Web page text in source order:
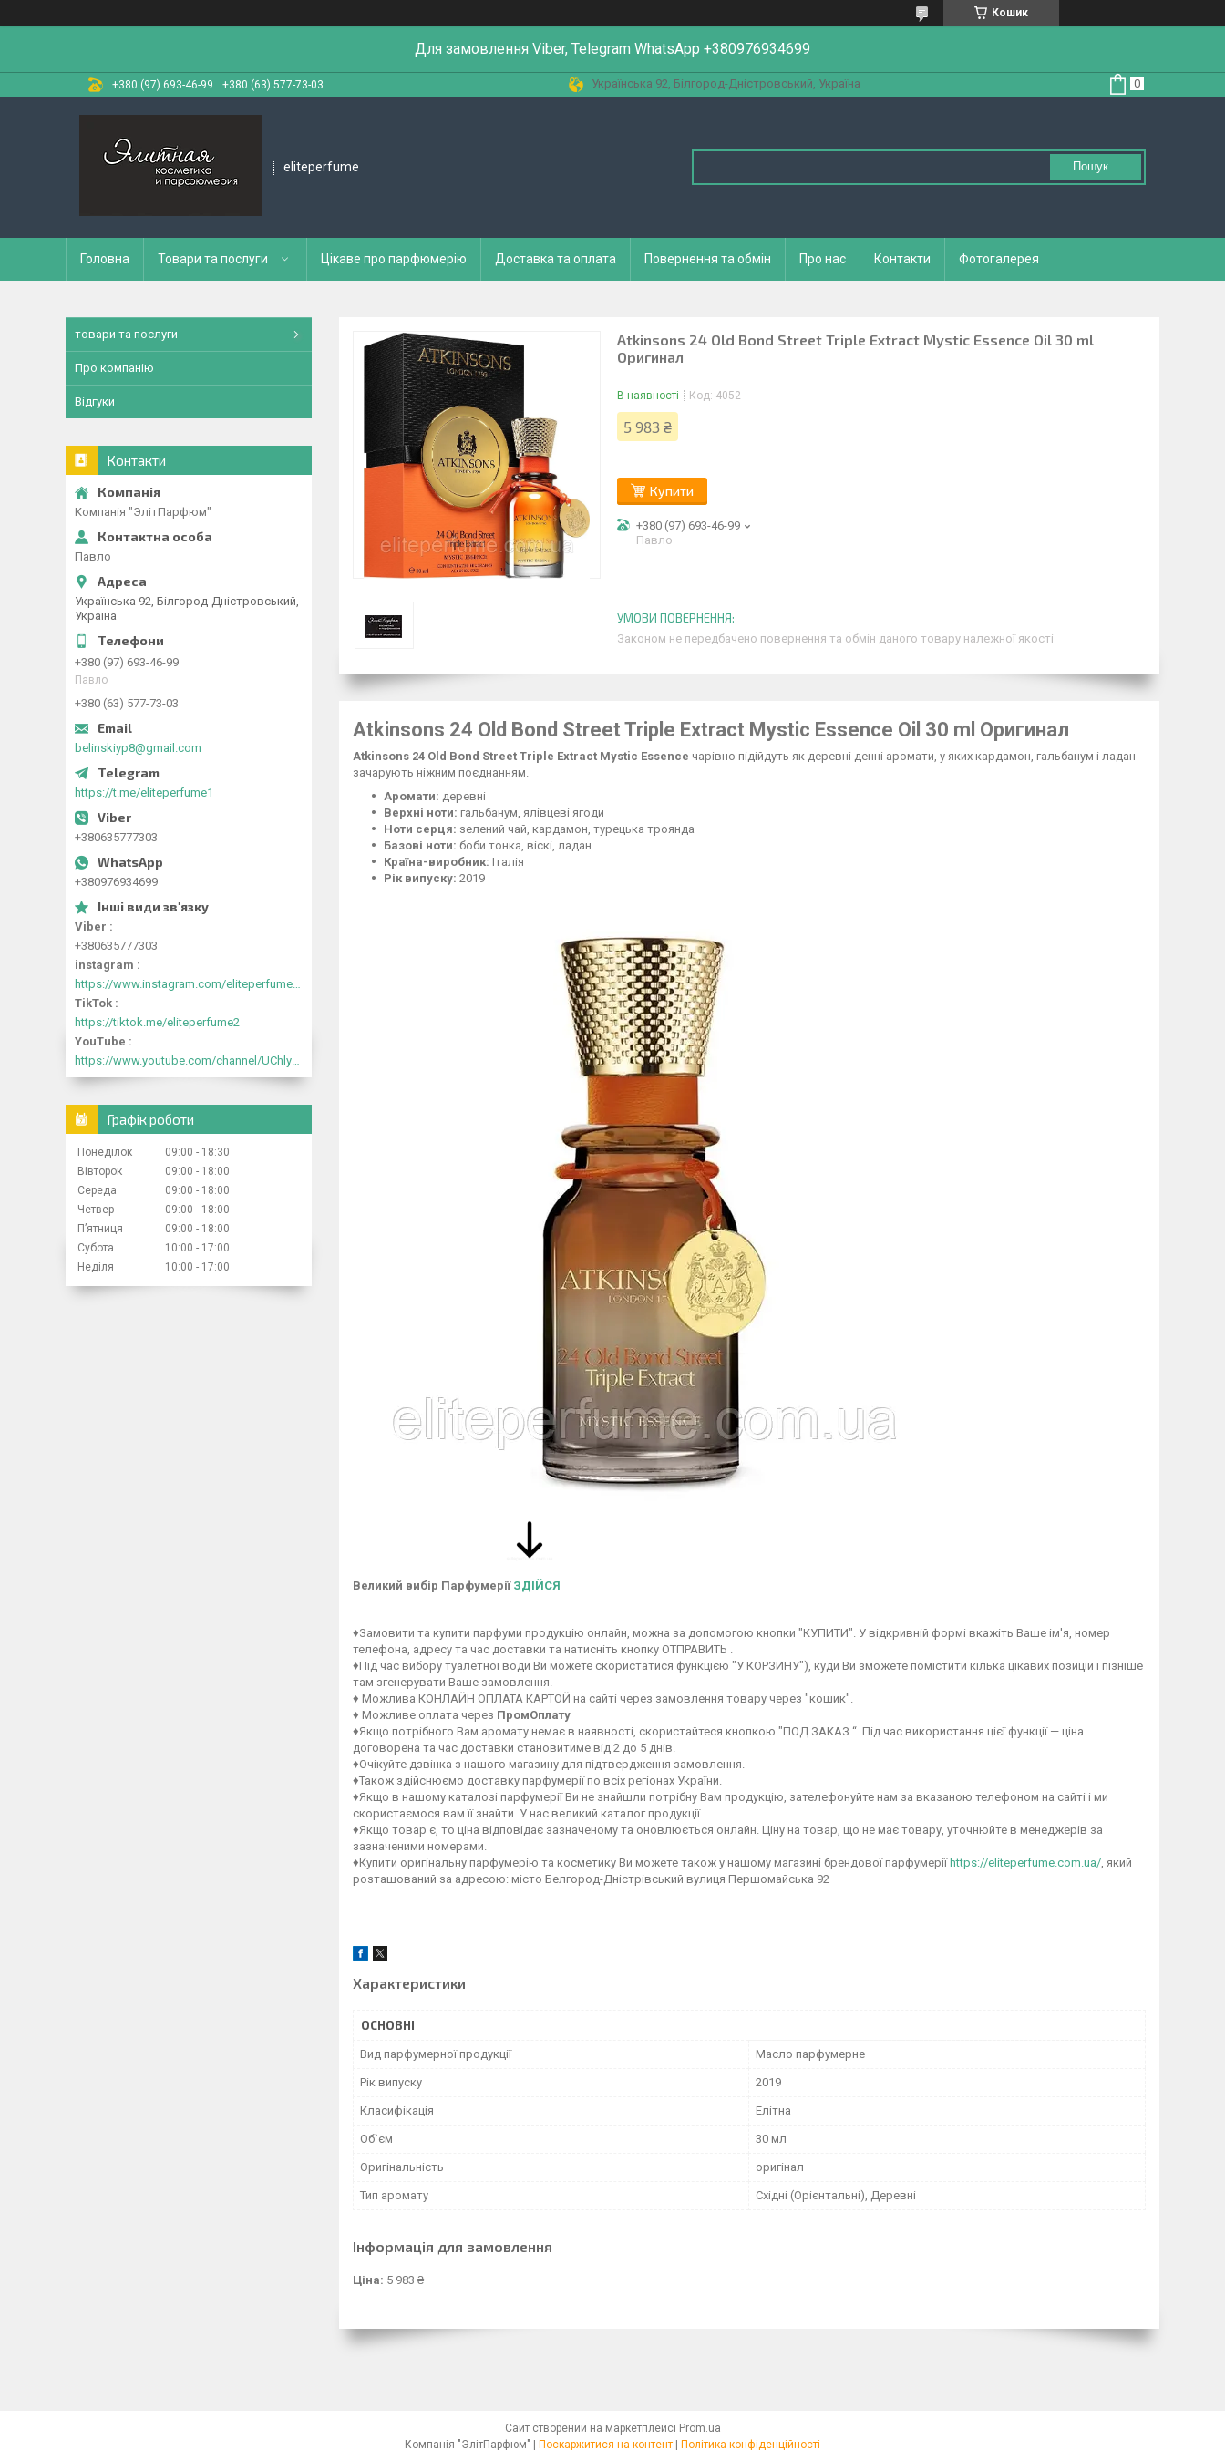
Кошик
Для замовлення Viber, Telegram WhatsApp +380976934699
+380 (97) 693-46-99 +380 (63) 577-73-03 Українська 92, Білгород-Дністровський, Україна
eliteperfume Пошук...
Головна Товари та послуги Цікаве про парфюмерію Доставка та оплата Повернення та обмін Про нас Контакти Фотогалерея
Atkinsons 24 Old Bond Street Triple Extract Mystic Essence Oil 30 ml
Оригинал
В наявності Код: 4052
5 983 ₴
Купити
+380 (97) 693-46-99
Павло
Законом не передбачено повернення та обмін даного товару належної якості
Atkinsons 24 Old Bond Street Triple Extract Mystic Essence Oil 30 ml Оригинал
Atkinsons 24 Old Bond Street Triple Extract Mystic Essence чарівно підійдуть як деревні денні аромати, у яких кардамон, гальбанум і ладан
зачарують ніжним поєднанням.
Аромати: деревні
Верхні ноти: гальбанум, ялівцеві ягоди
Ноти серця: зелений чай, кардамон, турецька троянда
Базові ноти: боби тонка, віскі, ладан
Країна-виробник: Італія
Рік випуску: 2019
Великий вибір Парфумерії ЗДІЙСЯ
♦Замовити та купити парфуми продукцію онлайн, можна за допомогою кнопки "КУПИТИ". У відкривній формі вкажіть Ваше ім'я, номер
телефона, адресу та час доставки та натисніть кнопку ОТПРАВИТЬ .
♦Під час вибору туалетної води Ви можете скористатися функцією "У КОРЗИНУ"), куди Ви зможете помістити кілька цікавих позицій і пізніше
там згенерувати Ваше замовлення.
♦ Можлива КОНЛАЙН ОПЛАТА КАРТОЙ на сайті через замовлення товару через "кошик".
♦ Можливе оплата через ПромОплату
♦Якщо потрібного Вам аромату немає в наявності, скористайтеся кнопкою "ПОД ЗАКАЗ “. Під час використання цієї функції — ціна
договорена та час доставки становитиме від 2 до 5 днів.
♦Очікуйте дзвінка з нашого магазину для підтвердження замовлення.
♦Також здійснюємо доставку парфумерії по всіх регіонах України.
♦Якщо в нашому каталозі парфумерії Ви не знайшли потрібну Вам продукцію, зателефонуйте нам за вказаною телефоном на сайті і ми
скористаємося вам її знайти. У нас великий каталог продукції.
♦Якщо товар є, то ціна відповідає зазначеному та оновлюється онлайн. Ціну на товар, що не має товару, уточнюйте в менеджерів за
зазначеними номерами.
♦Купити оригінальну парфумерію та косметику Ви можете також у нашому магазині брендової парфумеріїhttps://eliteperfume.com.ua/ , який
розташований за адресою: місто Белгород-Дністрівський вулиця Першомайська 92
Характеристики
ОСНОВНІ
Вид парфумерної продукції Масло парфумерне
Рік випуску 2019
Класифікація Елітна
Об`єм 30 мл
Оригінальність оригінал
Тип аромату Східні (Орієнтальні), Деревні
Інформація для замовлення
Ціна: 5 983 ₴
товари та послуги
Про компанію
Відгуки
Контакти
Компанія "ЭлітПарфюм"
Павло
Українська 92, Білгород-Дністровський,
Україна
+380 (97) 693-46-99
Павло
+380 (63) 577-73-03
belinskiyp8@gmail.com
https://t.me/eliteperfume1
+380635777303
+380976934699
Viber
+380635777303
instagram
https://www.instagram.com/eliteperfume2030/
TikTok
https://tiktok.me/eliteperfume2
YouTube
https://www.youtube.com/channel/UChlyrHV155UsxbND9N3hYJA
Графік роботи
Понеділок 09:00
18:30
Вівторок
09:00
18:00
Середа
09:00
18:00
Четвер
09:00
18:00
Пʼятниця
09:00
18:00
Субота
10:00
17:00
Неділя
10:00 17:00
Сайт створений на маркетплейсі Prom.ua
Компанія "ЭлітПарфюм" | Поскаржитися на контент | Політика конфіденційності